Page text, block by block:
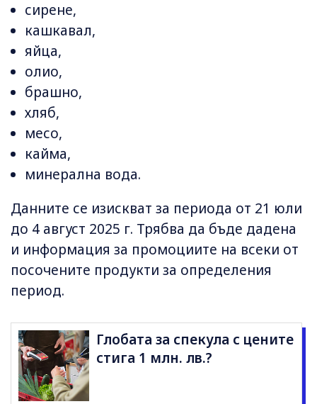
сирене,
кашкавал,
яйца,
олио,
брашно,
хляб,
месо,
кайма,
минерална вода.
Данните се изискват за периода от 21 юли
до 4 август 2025 г. Трябва да бъде дадена
и информация за промоциите на всеки от
посочените продукти за определения
период.
Глобата за спекула с цените
стига 1 млн. лв.?